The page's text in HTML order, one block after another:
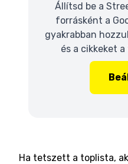
Állítsd be a
forrásként a
gyakrabban
és a cikkeket
Ha tetszett a toplista,